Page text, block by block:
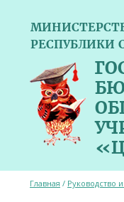
РЕСПУБЛИКИ
Главная / Руководство